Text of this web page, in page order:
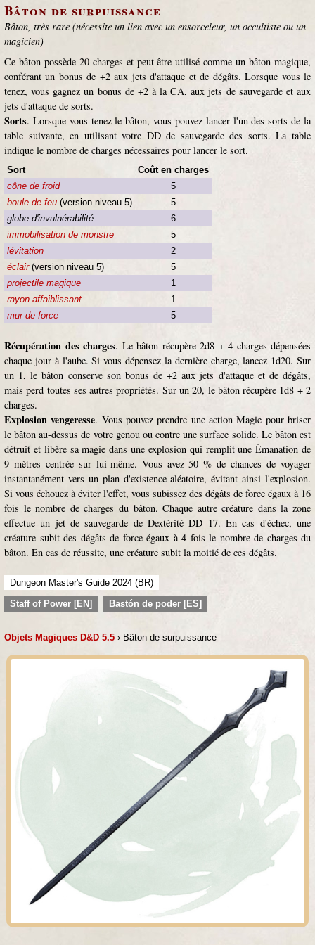
Bâton de surpuissance
Bâton, très rare (nécessite un lien avec un ensorceleur, un occultiste ou un
magicien)
Ce bâton possède 20 charges et peut être utilisé comme un bâton magique,
conférant un bonus de +2 aux jets d'attaque et de dégâts. Lorsque vous le
tenez, vous gagnez un bonus de +2 à la CA, aux jets de sauvegarde et aux
jets d'attaque de sorts.
Sorts. Lorsque vous tenez le bâton, vous pouvez lancer l'un des sorts de la
table suivante, en utilisant votre DD de sauvegarde des sorts. La table
indique le nombre de charges nécessaires pour lancer le sort.
Sort
Coût en charges
cône de froid
5
boule de feu (version niveau 5)
5
globe d'invulnérabilité
6
immobilisation de monstre
5
lévitation
2
éclair(version niveau 5)
5
projectile magique
1
rayon affaiblissant
1
mur de force
5
Récupération des charges. Le bâton récupère 2d8 + 4 charges dépensées
chaque jour à l'aube. Si vous dépensez la dernière charge, lancez 1d20. Sur
un 1, le bâton conserve son bonus de +2 aux jets d'attaque et de dégâts,
mais perd toutes ses autres propriétés. Sur un 20, le bâton récupère 1d8 + 2
charges.
Explosion vengeresse. Vous pouvez prendre une action Magie pour briser
le bâton au-dessus de votre genou ou contre une surface solide. Le bâton est
détruit et libère sa magie dans une explosion qui remplit une Émanation de
9 mètres centrée sur lui-même. Vous avez 50 % de chances de voyager
instantanément vers un plan d'existence aléatoire, évitant ainsi l'explosion.
Si vous échouez à éviter l'effet, vous subissez des dégâts de force égaux à 16
fois le nombre de charges du bâton. Chaque autre créature dans la zone
effectue un jet de sauvegarde de Dextérité DD 17. En cas d'échec, une
créature subit des dégâts de force égaux à 4 fois le nombre de charges du
bâton. En cas de réussite, une créature subit la moitié de ces dégâts.
Dungeon Master's Guide 2024 (BR)
Staff of Power [EN]
Bastón de poder [ES]
Objets Magiques D&D 5.5 › Bâton de surpuissance